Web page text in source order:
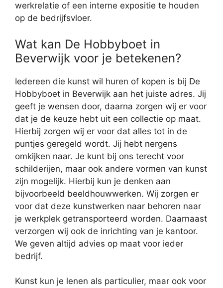
werkrelatie of een interne expositie te houden
op de bedrijfsvloer.
Wat kan De Hobbyboet in
Beverwijk voor je betekenen?
Iedereen die kunst wil huren of kopen is bij De
Hobbyboet in Beverwijk aan het juiste adres. Jij
geeft je wensen door, daarna zorgen wij er voor
dat je de keuze hebt uit een collectie op maat.
Hierbij zorgen wij er voor dat alles tot in de
puntjes geregeld wordt. Jij hebt nergens
omkijken naar. Je kunt bij ons terecht voor
schilderijen, maar ook andere vormen van kunst
zijn mogelijk. Hierbij kun je denken aan
bijvoorbeeld beeldhouwwerken. Wij zorgen er
voor dat deze kunstwerken naar behoren naar
je werkplek getransporteerd worden. Daarnaast
verzorgen wij ook de inrichting van je kantoor.
We geven altijd advies op maat voor ieder
bedrijf.
Kunst kun je lenen als particulier, maar ook voor